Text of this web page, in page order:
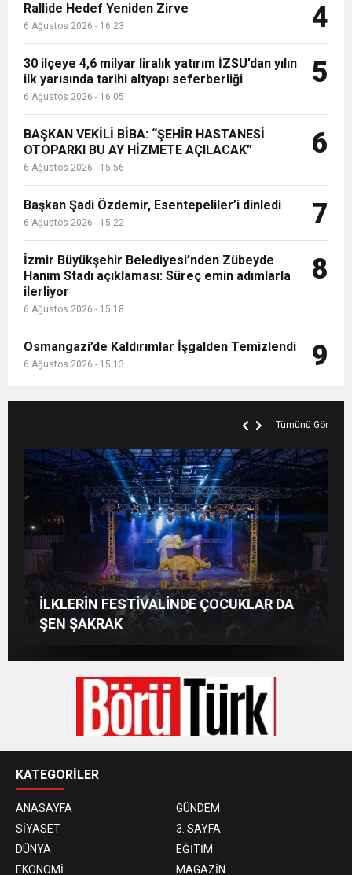
Rallide Hedef Yeniden Zirve
6 Ağustos 2026 - 16:23 4
30 ilçeye 4,6 milyar liralık yatırım İZSU’dan yılın
ilk yarısında tarihi altyapı seferberliği
6 Ağustos 2026 - 16:05
5
BAŞKAN VEKİLİ BİBA: “ŞEHİR HASTANESİ
OTOPARKI BU AY HİZMETE AÇILACAK”
6 Ağustos 2026 - 15:56
6
Başkan Şadi Özdemir, Esentepeliler’i dinledi
6 Ağustos 2026 - 15:22 7
İzmir Büyükşehir Belediyesi’nden Zübeyde
Hanım Stadı açıklaması: Süreç emin adımlarla
ilerliyor
6 Ağustos 2026 - 15:18
8
Osmangazi’de Kaldırımlar İşgalden Temizlendi
6 Ağustos 2026 - 15:13 9
Tümünü Gör
MAHMUT YAYLA ile ANA HABER BÜLTENİ
| 6 AĞUSTOS’26
İLKLERİN FESTİVALİNDE ÇOCUKLAR DA
ŞEN ŞAKRAK
Nilüfer’de kaldırımlar temizlendi
BÜYÜKŞEHİR’DEN MUDANYA’NIN
ALTYAPISINA GÜÇLÜ YATIRIM
KATEGORİLER
ANASAYFA
GÜNDEM
SİYASET
3. SAYFA
DÜNYA
EĞİTİM
EKONOMİ
MAGAZİN